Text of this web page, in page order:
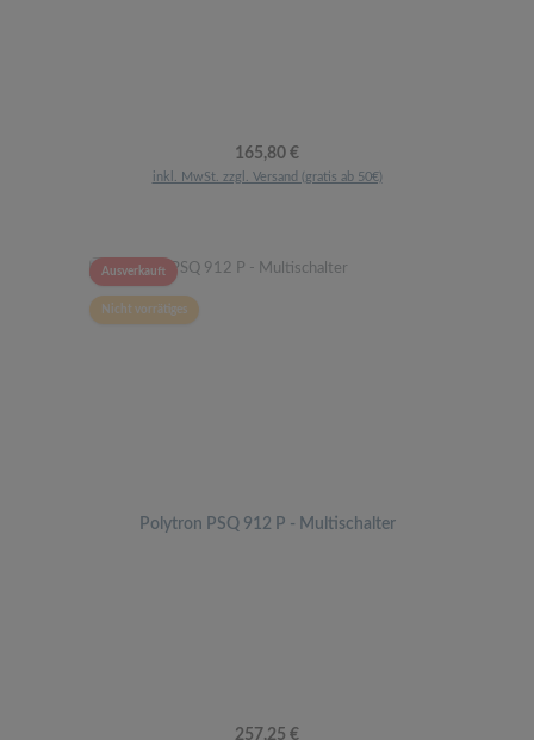
Regulärer Preis:
165,80 €
inkl. MwSt. zzgl. Versand (gratis ab 50€)
Ausverkauft
Nicht vorrätiges
Polytron PSQ 912 P - Multischalter
Regulärer Preis:
257,25 €